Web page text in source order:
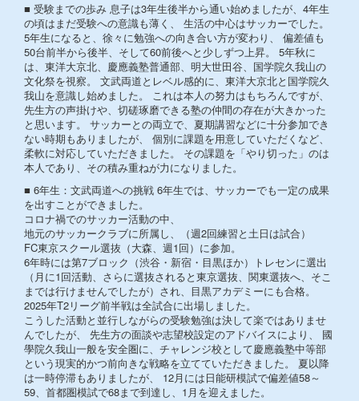
■ 受験までの歩み 息子は3年生後半から通い始めましたが、4年生
の頃はまだ受験への意識も薄く、 生活の中心はサッカーでした。
5年生になると、徐々に勉強への向き合い方が変わり、 偏差値も
50台前半から後半、そして60前後へと少しずつ上昇。 5年秋に
は、東洋大京北、慶應義塾普通部、明大世田谷、国学院久我山の
文化祭を視察。 文武両道とレベル感的に、東洋大京北と国学院久
我山を意識し始めました。 これは本人の努力はもちろんですが、
先生方の声掛けや、切磋琢磨できる塾の仲間の存在が大きかった
と思います。 サッカーとの両立で、夏期講習などに十分参加でき
ない時期もありましたが、 個別に課題を用意していただくなど、
柔軟に対応していただきました。 その課題を「やり切った」のは
本人であり、その積み重ねが力になりました。
■ 6年生：文武両道への挑戦 6年生では、サッカーでも一定の成果
を出すことができました。
コロナ禍でのサッカー活動の中、
地元のサッカークラブに所属し、（週2回練習と土日は試合）
FC東京スクール選抜（大森、週1回）に参加。
6年時には第7ブロック（渋谷・新宿・目黒ほか）トレセンに選出
（月に1回活動、さらに選抜されると東京選抜、関東選抜へ、そこ
までは行けませんでしたが）され、目黒アカデミーにも合格。
2025年T2リーグ前半戦は全試合に出場しました。
こうした活動と並行しながらの受験勉強は決して楽ではありませ
んでしたが、 先生方の面談や志望校設定のアドバイスにより、 國
學院久我山一般を安全圏に、チャレンジ校として慶應義塾中等部
という現実的かつ前向きな戦略を立てていただきました。 夏以降
は一時停滞もありましたが、 12月には日能研模試で偏差値58～
59、首都圏模試で68まで到達し、1月を迎えました。